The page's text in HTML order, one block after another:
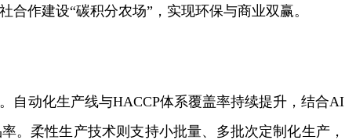
作建设“碳积分农场”，实现环保与商业双赢。
自动化生产线与HACCP体系覆盖率持续提升，结合AI
。柔性生产技术则支持小批量、多批次定制化生产，